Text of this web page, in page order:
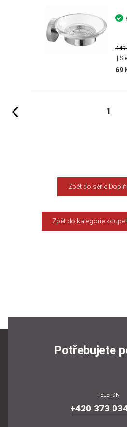
449
|
69
Předchozí 1
Zpět do série
Zpět do kategorie
Potřebujete
TELEFON
+420 373